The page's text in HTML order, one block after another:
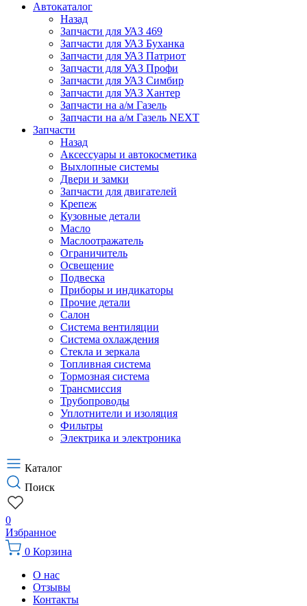
Автокаталог
Назад
Запчасти для УАЗ 469
Запчасти для УАЗ Буханка
Запчасти для УАЗ Патриот
Запчасти для УАЗ Профи
Запчасти для УАЗ Симбир
Запчасти для УАЗ Хантер
Запчасти на а/м Газель
Запчасти на а/м Газель NEXT
Запчасти
Назад
Аксессуары и автокосметика
Выхлопные системы
Двери и замки
Запчасти для двигателей
Крепеж
Кузовные детали
Масло
Маслоотражатель
Ограничитель
Освещение
Подвеска
Приборы и индикаторы
Прочие детали
Салон
Система вентиляции
Система охлаждения
Стекла и зеркала
Топливная система
Тормозная система
Трансмиссия
Трубопроводы
Уплотнители и изоляция
Фильтры
Электрика и электроника
Каталог
Поиск
0
Избранное
0 Корзина
О нас
Отзывы
Контакты